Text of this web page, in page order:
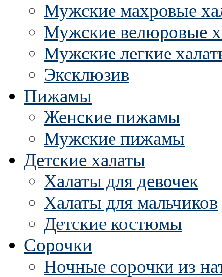
Мужские махровые
Мужские велюровые
Мужские легкие
Эксклюзив
Пижамы
Женские пижамы
Мужские пижамы
Детские халаты
Халаты для девочек
Халаты для мальчиков
Детские костюмы
Сорочки
Ночные сорочки из